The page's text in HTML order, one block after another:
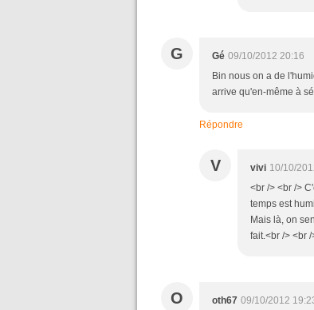
G Gé 09/10/2012 20:16
Bin nous on a de
arrive qu'en-même à
Répondre
V vivi 10/10/
<br /> <br />
temps est
Mais là, on
fait.<br /> <br
O oth67 09/10/2012